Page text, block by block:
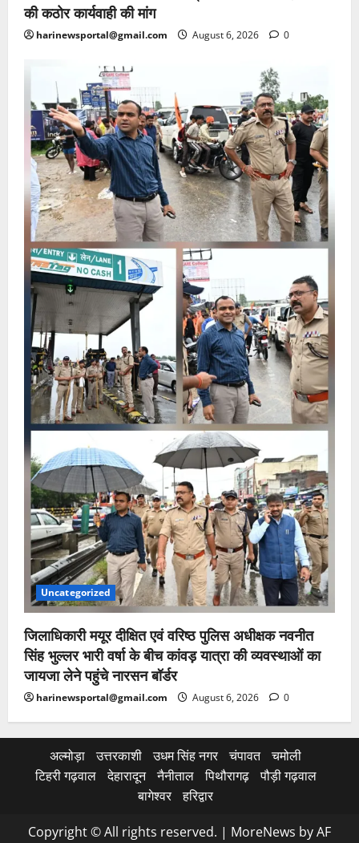
की कठोर कार्यवाही की मांग
harinewsportal@gmail.com August 6, 2026 0
Uncategorized
जिलाधिकारी मयूर दीक्षित एवं वरिष्ठ पुलिस अधीक्षक नवनीत
सिंह भुल्लर भारी वर्षा के बीच कांवड़ यात्रा की व्यवस्थाओं का
जायजा लेने पहुंचे नारसन बॉर्डर
harinewsportal@gmail.com August 6, 2026 0
अल्मोड़ा उत्तरकाशी उधम सिंह नगर चंपावत
चमोली
टिहरी गढ़वाल
देहारादून नैनीताल पिथौरागढ़
पौड़ी गढ़वाल
बागेश्वर
हरिद्वार
Copyright © All rights reserved. | MoreNews by AF